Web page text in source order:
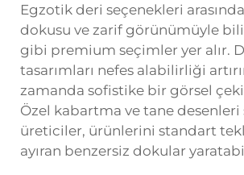
Egzotik deri seçenekleri
dokusu ve zarif görünümüyle
gibi premium seçimler yer alır.
tasarımları nefes alabilirliği
zamanda sofistike bir görsel
Özel kabartma ve tane desenleri
üreticiler, ürünlerini standart
ayıran benzersiz dokular